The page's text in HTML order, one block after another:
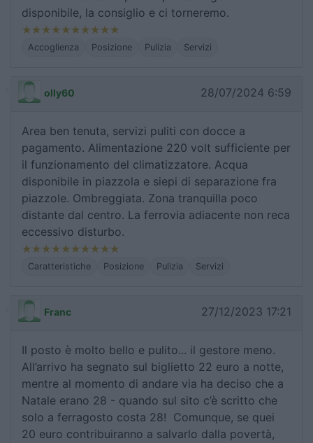
disponibile, la consiglio e ci torneremo.
Accoglienza Posizione Pulizia Servizi
olly60 28/07/2024 6:59
Area ben tenuta, servizi puliti con docce a
pagamento. Alimentazione 220 volt sufficiente per
il funzionamento del climatizzatore. Acqua
disponibile in piazzola e siepi di separazione fra
piazzole. Ombreggiata. Zona tranquilla poco
distante dal centro. La ferrovia adiacente non reca
eccessivo disturbo.
Caratteristiche Posizione Pulizia Servizi
Franc 27/12/2023 17:21
Il posto è molto bello e pulito... il gestore meno.
All’arrivo ha segnato sul biglietto 22 euro a notte,
mentre al momento di andare via ha deciso che a
Natale erano 28 - quando sul sito c’è scritto che
solo a ferragosto costa 28! Comunque, se quei
20 euro contribuiranno a salvarlo dalla povertà,